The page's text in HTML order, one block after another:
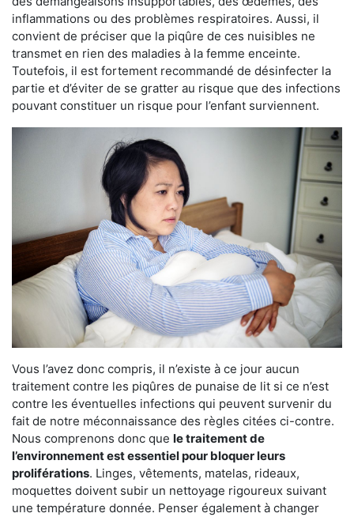
inflammations ou des problèmes respiratoires. Aussi, il
convient de préciser que la piqûre de ces nuisibles ne
transmet en rien des maladies à la femme enceinte.
Toutefois, il est fortement recommandé de désinfecter la
partie et d’éviter de se gratter au risque que des infections
pouvant constituer un risque pour l’enfant surviennent.
Vous l’avez donc compris, il n’existe à ce jour aucun
traitement contre les piqûres de punaise de lit si ce n’est
contre les éventuelles infections qui peuvent survenir du
fait de notre méconnaissance des règles citées ci-contre.
Nous comprenons donc que le traitement de
l’environnement est essentiel pour bloquer leurs
proliférations. Linges, vêtements, matelas, rideaux,
moquettes doivent subir un nettoyage rigoureux suivant
une température donnée. Penser également à changer